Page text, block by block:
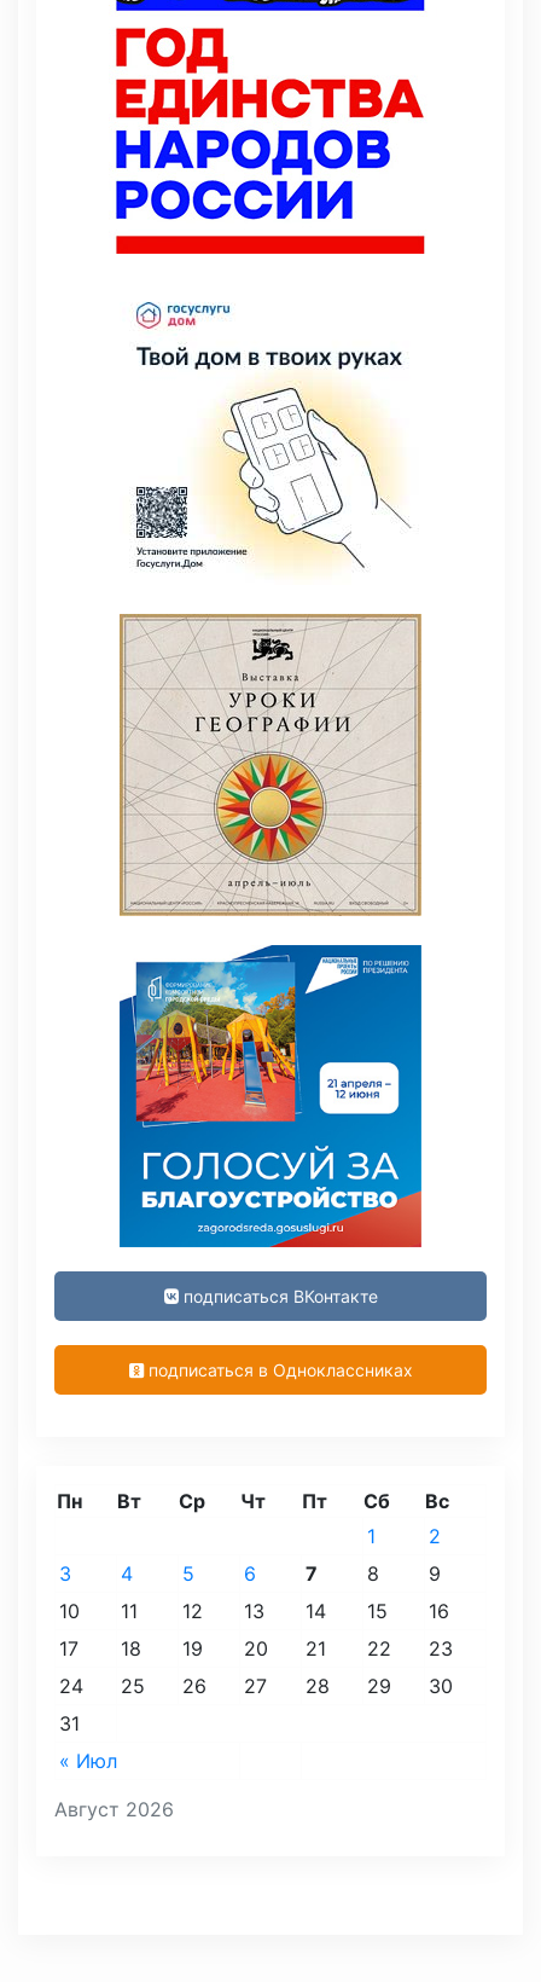
подписаться ВКонтакте
подписаться в Одноклассниках
Август 2026
Пн Вт Ср Чт Пт Сб Вс
« Июл
1
2
3
4 5 6 7 8
9
10
11 12 13 14 15
16
17
18 19 20 21 22
23
24
25 26 27 28 29
30
31